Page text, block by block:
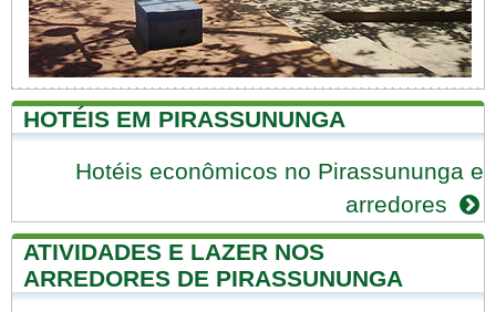
HOTÉIS EM PIRASSUNUNGA
Hotéis econômicos no Pirassununga e
arredores
ATIVIDADES E LAZER NOS
ARREDORES DE PIRASSUNUNGA